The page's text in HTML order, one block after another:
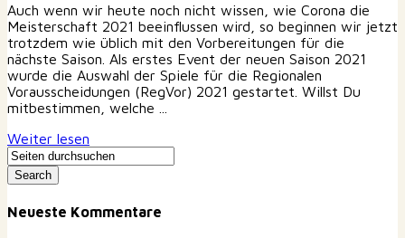
Auch wenn wir heute noch nicht wissen, wie Corona die
Meisterschaft 2021 beeinflussen wird, so beginnen wir jetzt
trotzdem wie üblich mit den Vorbereitungen für die
nächste Saison. Als erstes Event der neuen Saison 2021
wurde die Auswahl der Spiele für die Regionalen
Vorausscheidungen (RegVor) 2021 gestartet. Willst Du
mitbestimmen, welche ...
Weiter lesen
Neueste Kommentare